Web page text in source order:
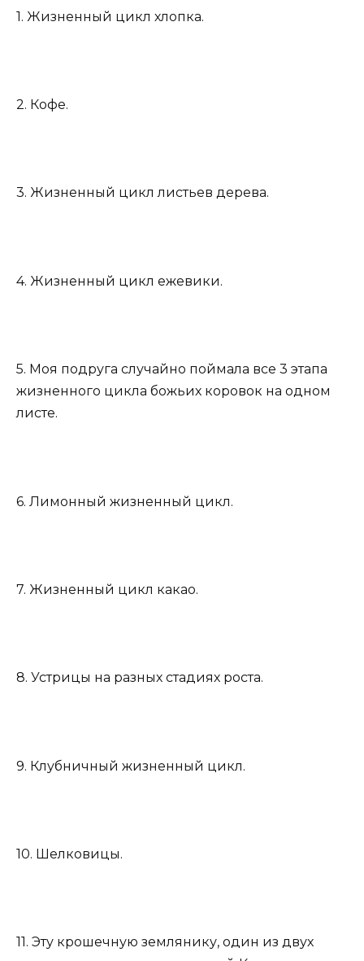
1. Жизненный цикл хлопка.
2. Кофе.
3. Жизненный цикл листьев дерева.
4. Жизненный цикл ежевики.
5. Моя подруга случайно поймала все 3 этапа
жизненного цикла божьих коровок на одном
листе.
6. Лимонный жизненный цикл.
7. Жизненный цикл какао.
8. Устрицы на разных стадиях роста.
9. Клубничный жизненный цикл.
10. Шелковицы.
11. Эту крошечную землянику, один из двух